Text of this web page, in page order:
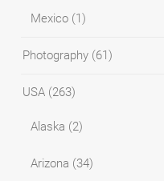
Mexico (1)
Photography (61)
USA (263)
Alaska (2)
Arizona (34)